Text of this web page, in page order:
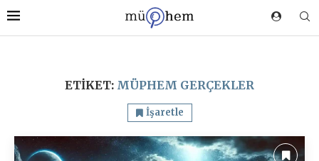
ETIKET: MÜPHEM GERÇEKLER
İşaretle